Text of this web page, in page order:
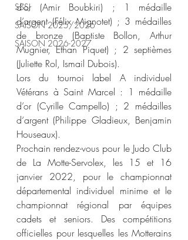
SSSJ
SAISON 2025/2026
SAISON 2026-2027
d‘or (Amir Boubkiri) ; 1 médaille
d’argent (Félix Mignotet) ; 3 médailles
de bronze (Baptiste Bollon, Arthur
Mugnier, Ethan Piquet) ; 2 septièmes
(Juliette Rol, Ismail Dubois).
Lors du tournoi label A individuel
Vétérans à Saint Marcel : 1 médaille
d’or (Cyrille Campello) ; 2 médailles
d‘argent (Philippe Gladieux, Benjamin
Houseaux).
Prochain rendez-vous pour le Judo Club
de La Motte-Servolex, les 15 et 16
janvier 2022, pour le championnat
départemental individuel minime et le
championnat régional par équipes
cadets et seniors. Des compétitions
officielles pour lesquelles les Motterains